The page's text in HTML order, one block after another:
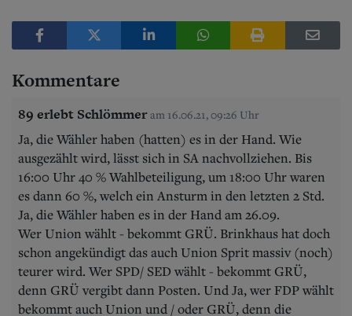
Kommentare
89 erlebt Schlömmer am 16.06.21, 09:26 Uhr
Ja, die Wähler haben (hatten) es in der Hand. Wie
ausgezählt wird, lässt sich in SA nachvollziehen. Bis
16:00 Uhr 40 % Wahlbeteiligung, um 18:00 Uhr waren
es dann 60 %, welch ein Ansturm in den letzten 2 Std.
Ja, die Wähler haben es in der Hand am 26.09.
Wer Union wählt - bekommt GRÜ. Brinkhaus hat doch
schon angekündigt das auch Union Sprit massiv (noch)
teurer wird. Wer SPD/ SED wählt - bekommt GRÜ,
denn GRÜ vergibt dann Posten. Und Ja, wer FDP wählt
bekommt auch Union und / oder GRÜ, denn die